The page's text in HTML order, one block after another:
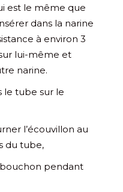
est le même que
dans la narine
à environ 3
lui-même et
narine.
le tube sur le
l’écouvillon au
du tube,
pendant